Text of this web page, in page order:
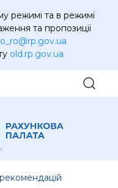
режимі та в режимі
та пропозиції
old.rp.gov.ua